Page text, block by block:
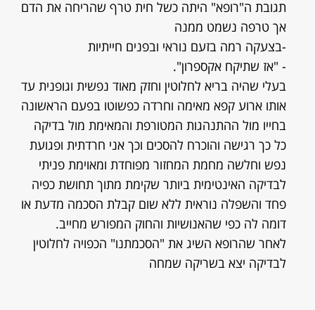
תגובת ה"רופא" היתה כשל חית טרף שהריחה את הדם
אך טרפה נשמט ממנה
-בצעקה רמה בזעם נוראי ובפנים חייתיות
- "אז שתיקח אקספרון".
בעלי שהיה בריא לחלוטין וחזק מאוד נפשית וגופנית עד
אותו ארוע קפא מאימה וחרדה כפשוטו בפעם הראשונה
בחייו מול ההתנהגות המטורפת והמאימת מול בדיקה
כל כך רגישה והוכרח להסכים וכך אני חרדתית ופגועת
נפש וחלשה מחמת המחזור מפוחדת ומאוימת פניתי
לבדיקה האינטימית ביותר שקימת מתוך תחושת כפיה
פחד והשפלה נוראית ללא שום קבלת הסכמה מדעת או
דומה לה כפי שהאנושיות והחוק המפורש מחייב.
לאחר שהרופא השיג את "הסכמתנו" הכפויה לחלוטין
לבדיקה יצא בשריקה שמחה